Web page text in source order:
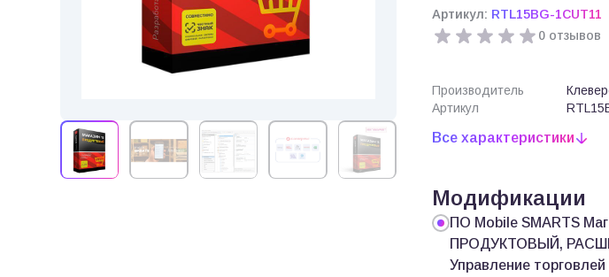
Артикул: RTL15BG-1CUT11
0 отзывов
Производитель
Артикул
Все характеристики
Модификации
ПО Mobile SMARTS
ПРОДУКТОВЫЙ,
Управление торговлей